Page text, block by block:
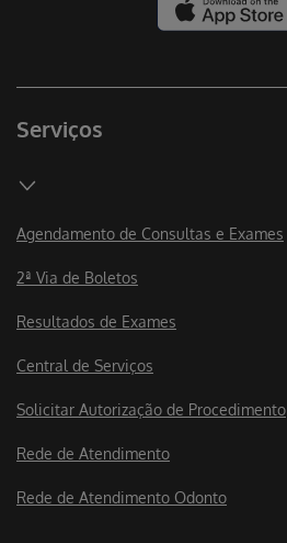
Serviços
Agendamento de Consultas e Exames
2ª Via de Boletos
Resultados de Exames
Central de Serviços
Solicitar Autorização de Procedimento
Rede de Atendimento
Rede de Atendimento Odonto